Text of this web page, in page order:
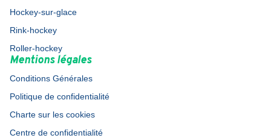
Hockey-sur-glace
Rink-hockey
Roller-hockey
Mentions légales
Conditions Générales
Politique de confidentialité
Charte sur les cookies
Centre de confidentialité